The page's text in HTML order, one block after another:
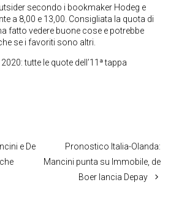
secondo i bookmaker Hodeg e
a 8,00 e 13,00. Consigliata la quota di
fatto vedere buone cose e potrebbe
se i favoriti sono altri.
2020: tutte le quote dell’11ª tappa
e De
Pronostico Italia-Olanda:
Mancini punta su Immobile, de
Boer lancia Depay